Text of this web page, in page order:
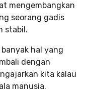
mengembangkan
seorang gadis
stabil.
hal yang
dengan
kita kalau
manusia.